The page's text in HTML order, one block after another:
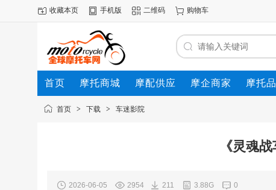
收藏本页 手机版 二维码 购物车
首页 摩托商城 摩配供应 摩企商家 摩托
动态首页 > 下载 > 车迷影院
《灵魂
2026-06-05 2954 211 3.88G 0